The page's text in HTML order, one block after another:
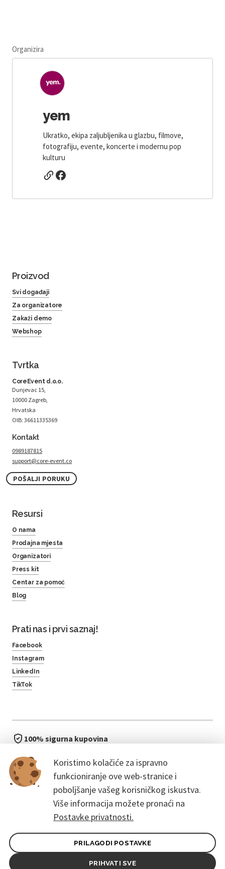
Organizira
yem
Ukratko, ekipa zaljubljenika u glazbu, filmove,
fotografiju, evente, koncerte i modernu pop
kulturu
Koristimo kolačiće za ispravno
funkcioniranje ove web-stranice i
poboljšanje vašeg korisničkog iskustva.
Više informacija možete pronaći na
Postavke privatnosti.
PRILAGODI POSTAVKE
PRIHVATI SVE
Proizvod
Svi događaji
Za organizatore
Zakaži demo
Webshop
Tvrtka
CoreEvent d.o.o.
Dunjevac 15,
10000 Zagreb,
Hrvatska
OIB: 36611335369
Kontakt
0989187815
support@core-event.co
POŠALJI PORUKU
Resursi
O nama
Prodajna mjesta
Organizatori
Press kit
Centar za pomoć
Blog
Prati nas i prvi saznaj!
Facebook
Instagram
LinkedIn
TikTok
100% sigurna kupovina
bez čekanja u redu
Opći uvjeti ugovora za kupce
Pravila zaštite osobnih podataka